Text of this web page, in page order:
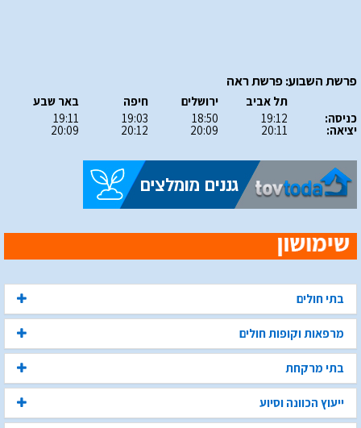
פרשת השבוע: פרשת ראה
כניסה:
יציאה:
תל אביב
19:12
20:11
ירושלים
18:50
20:09
חיפה
19:03
20:12
באר שבע
19:11
20:09
בתי חולים
מרפאות וקופות חולים
בתי מרקחת
ייעוץ הכוונה וסיוע